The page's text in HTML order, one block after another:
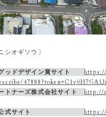
シオギソウ〕
グッドデザイン賞サイト
トナーズ株式会社サイトhttp://
ン賞公式サイト